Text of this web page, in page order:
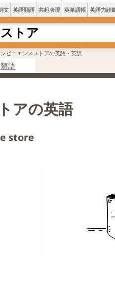
文 英語類語 共起表現 英単語帳 英語力診
ビニエンスストアの英語・英訳
類語
アの英語
store